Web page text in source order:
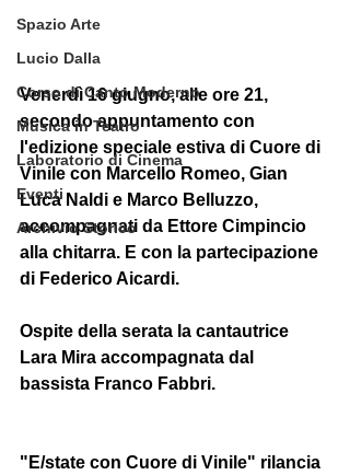
Spazio Arte
Lucio Dalla
Corso di Canto Moderno
Musica in Teatro
Laboratorio di Cinema
Eventi
Archivio Storico
Venerdì 16 giugno, alle ore 21,
secondo appuntamento con
l'edizione speciale estiva di Cuore di
Vinile con Marcello Romeo, Gian
Luca Naldi e Marco Belluzzo,
accompagnati da Ettore Cimpincio
alla chitarra. E con la partecipazione
di Federico Aicardi.
Ospite della serata la cantautrice
Lara Mira accompagnata dal
bassista Franco Fabbri.
"E/state con Cuore di Vinile" rilancia